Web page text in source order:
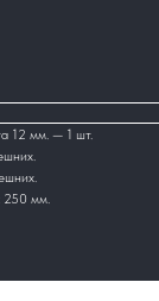
12 мм. — 1 шт.
250 мм.